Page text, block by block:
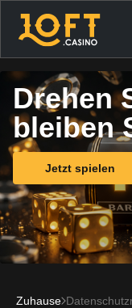
Drehen
bleiben
Jetzt spielen
Zuhause